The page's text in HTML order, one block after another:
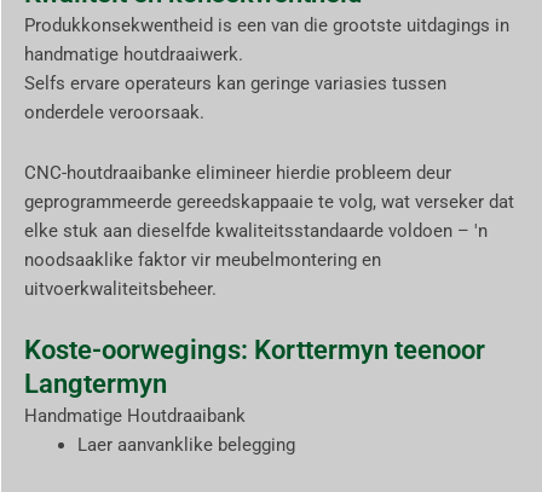
Produkkonsekwentheid is een van die grootste uitdagings in
handmatige houtdraaiwerk.
Selfs ervare operateurs kan geringe variasies tussen
onderdele veroorsaak.
CNC-houtdraaibanke elimineer hierdie probleem deur
geprogrammeerde gereedskappaaie te volg, wat verseker dat
elke stuk aan dieselfde kwaliteitsstandaarde voldoen – 'n
noodsaaklike faktor vir meubelmontering en
uitvoerkwaliteitsbeheer.
Koste-oorwegings: Korttermyn teenoor
Langtermyn
Handmatige Houtdraaibank
Laer aanvanklike belegging